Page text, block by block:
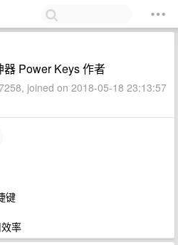
Power Keys 作者
joined on 2018-05-18 23:13:57
键
率